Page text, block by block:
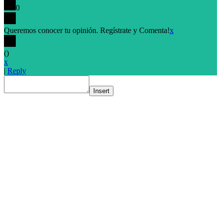
0
Queremos conocer tu opinión. Regístrate y Comenta!x
()
x
| Reply
Insert